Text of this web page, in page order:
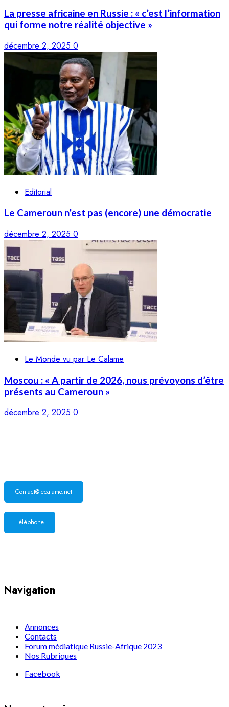
La presse africaine en Russie : « c’est l’information
qui forme notre réalité objective »
décembre 2, 2025 0
Editorial
Le Cameroun n’est pas (encore) une démocratie
décembre 2, 2025 0
Le Monde vu par Le Calame
Moscou : « A partir de 2026, nous prévoyons d’être
présents au Cameroun »
décembre 2, 2025 0
Contact@lecalame.net
Téléphone
Navigation
Annonces
Contacts
Forum médiatique Russie-Afrique 2023
Nos Rubriques
Facebook